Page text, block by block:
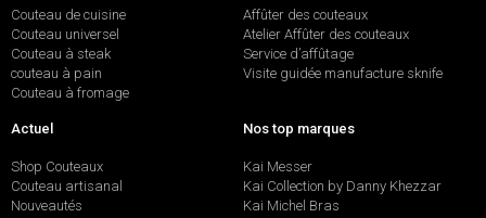
Couteau de cuisine
Couteau universel
Couteau à steak
couteau à pain
Couteau à fromage
Affûter des couteaux
Atelier Affûter des couteaux
Service d’affûtage
Visite guidée manufacture sknife
Actuel
Shop Couteaux
Couteau artisanal
Nouveautés
Nos top marques
Kai Messer
Kai Collection by Danny Khezzar
Kai Michel Bras